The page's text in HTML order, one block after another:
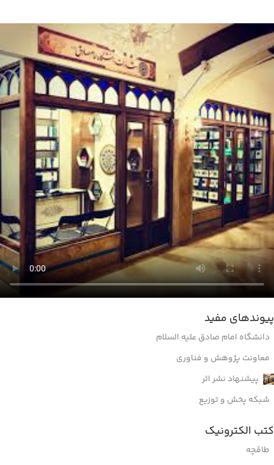
پیوندهای مفید
دانشگاه امام صادق علیه السلام
معاونت پژوهش و فناوری
پیشنهاد نشر اثر
شبکه پخش و توزیع
کتب الکترونیک
طاقچه